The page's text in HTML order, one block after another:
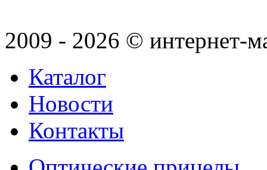
2009 - 2026 © интернет-
Каталог
Новости
Контакты